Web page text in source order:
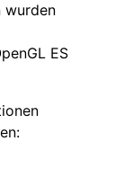
wurden
ES